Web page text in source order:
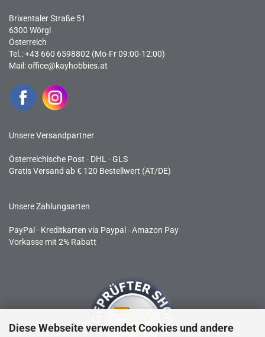
Diese Webseite verwendet Cookies und andere
Brixentaler Straße 51
6300 Wörgl
Österreich
Tel.: +43 660 6598802 (Mo-Fr 09:00-12:00)
Mail:office@kayhobbies.at
Unsere Versandpartner
Österreichische Post - DHL -GLS
Gratis Versand ab € 120 Bestellwert (AT/DE)
Unsere Zahlungsarten
PayPal - Kreditkarten via Paypal -Amazon Pay
Vorkasse mit 2% Rabatt